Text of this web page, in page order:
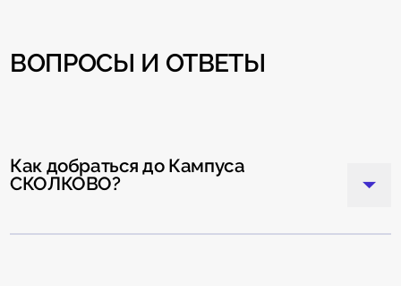
ВОПРОСЫ И ОТВЕТЫ
Как добраться до Кампуса
СКОЛКОВО?